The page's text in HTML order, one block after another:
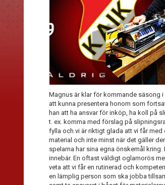
Magnus är klar för kommande säsong
att kunna presentera honom som
han att ha ansvar för inköp, ha koll på
t. ex. komma med förslag på
fylla och vi är riktigt glada att vi får
material och inte minst när det gäller
spelarna har sina egna önskemål kring.
innebär. En oftast väldigt oglamorös
veta att vi får en rutinerad och
en lämplig person som ska jobba